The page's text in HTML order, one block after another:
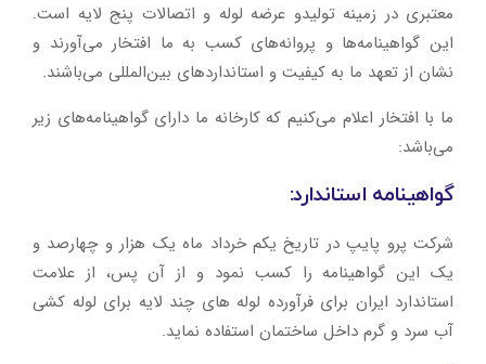
معتبری در زمینه‌ تولیدو عرضه لوله و اتصالات پنج لایه است.
این گواهینامه‌ها و پروانه‌های کسب به ما افتخار می‌آورند و
نشان از تعهد ما به کیفیت و استانداردهای بین‌المللی می‌باشند.
ما با افتخار اعلام می‌کنیم که کارخانه ما دارای گواهینامه‌های زیر
می‌باشد:
گواهینامه استاندارد:
شرکت پرو پایپ در تاریخ یکم خرداد ماه یک هزار و چهارصد و
یک این گواهینامه را کسب نمود و از آن پس، از علامت
استاندارد ایران برای فرآورده لوله های چند لایه برای لوله کشی
آب سرد و گرم داخل ساختمان استفاده نماید.